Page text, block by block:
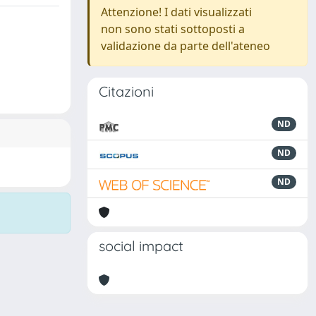
Attenzione! I dati visualizzati
non sono stati sottoposti a
validazione da parte dell'ateneo
Citazioni
ND
ND
ND
social impact